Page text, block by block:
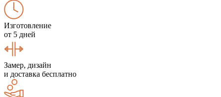
Изготовление
от 5 дней
Замер, дизайн
и доставка бесплатно